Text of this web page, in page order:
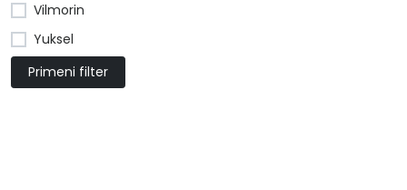
Vilmorin
Yuksel
Primeni filter